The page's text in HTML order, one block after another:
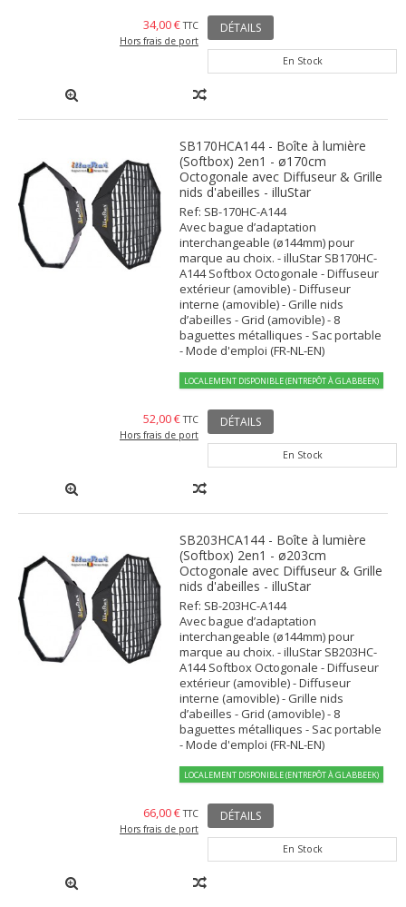
34,00 € TTC
Hors frais de port
DÉTAILS
En Stock
SB170HCA144 - Boîte à lumière
(Softbox) 2en1 - ø170cm
Octogonale avec Diffuseur & Grille
nids d'abeilles - illuStar
Ref: SB-170HC-A144
Avec bague d’adaptation
interchangeable (ø144mm) pour
marque au choix. - illuStar SB170HC-
A144 Softbox Octogonale - Diffuseur
extérieur (amovible) - Diffuseur
interne (amovible) - Grille nids
d’abeilles - Grid (amovible) - 8
baguettes métalliques - Sac portable
- Mode d'emploi (FR-NL-EN)
LOCALEMENT DISPONIBLE (ENTREPÔT À GLABBEEK)
52,00 € TTC
Hors frais de port
DÉTAILS
En Stock
SB203HCA144 - Boîte à lumière
(Softbox) 2en1 - ø203cm
Octogonale avec Diffuseur & Grille
nids d'abeilles - illuStar
Ref: SB-203HC-A144
Avec bague d’adaptation
interchangeable (ø144mm) pour
marque au choix. - illuStar SB203HC-
A144 Softbox Octogonale - Diffuseur
extérieur (amovible) - Diffuseur
interne (amovible) - Grille nids
d’abeilles - Grid (amovible) - 8
baguettes métalliques - Sac portable
- Mode d'emploi (FR-NL-EN)
LOCALEMENT DISPONIBLE (ENTREPÔT À GLABBEEK)
66,00 € TTC
Hors frais de port
DÉTAILS
En Stock